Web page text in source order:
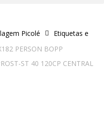
Picolé
Etiquetas e
PERSON BOPP
ST 40 120CP CENTRAL